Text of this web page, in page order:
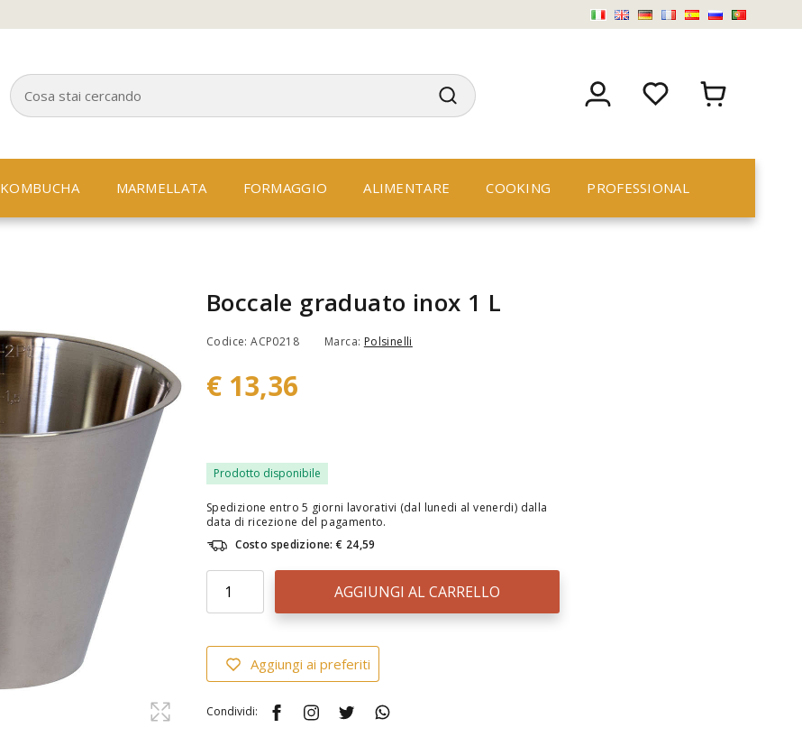
KOMBUCHA MARMELLATA FORMAGGIO ALIMENTARE COOKING PROFESSIONAL
Boccale graduato inox 1 L
Codice: ACP0218 Marca: Polsinelli
€ 13,36
Prodotto disponibile
Spedizione entro 5 giorni lavorativi (dal lunedi al venerdi) dalla
data di ricezione del pagamento.
Costo spedizione: € 24,59
AGGIUNGI AL CARRELLO
Aggiungi ai preferiti
Condividi: